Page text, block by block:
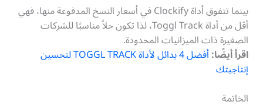
بينما تتفوق أداة Clockify في أسعار النسخ المدفوعة منها، فهي
أقل من أداة Toggl Track، لذا تكون حلاً مناسبًا للشركات
الصغيرة ذات الميزانيات المحدودة.
اقرأ أيضًا: أفضل 4 بدائل لأداة TOGGL TRACK لتحسين
إنتاجيتك
الخاتمة